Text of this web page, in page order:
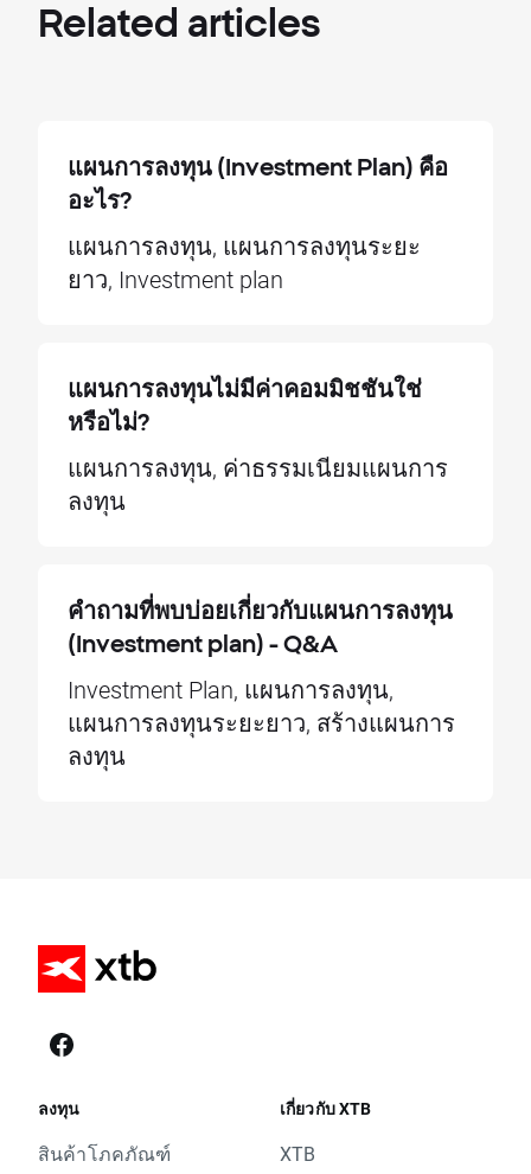
Related articles
แผนการลงทุน (Investment Plan) คือ
อะไร?
แผนการลงทุน, แผนการลงทุนระยะ
ยาว, Investment plan
แผนการลงทุนไม่มีค่าคอมมิชชันใช่
หรือไม่?
แผนการลงทุน, ค่าธรรมเนียมแผนการ
ลงทุน
คำถามที่พบบ่อยเกี่ยวกับแผนการลงทุน
(Investment plan) - Q&A
Investment Plan, แผนการลงทุน,
แผนการลงทุนระยะยาว, สร้างแผนการ
ลงทุน
ลงทุน
สินค้าโภคภัณฑ์
เกี่ยวกับ XTB
XTB